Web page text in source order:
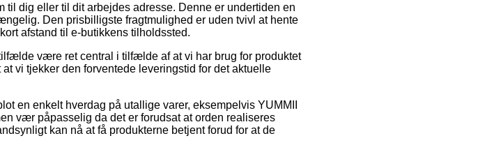
dig eller til dit arbejdes adresse. Denne er undertiden en
Den prisbilligste fragtmulighed er uden tvivl at hente
afstand til e-butikkens tilholdssted.
være ret central i tilfælde af at vi har brug for produktet
vi tjekker den forventede leveringstid for det aktuelle
en enkelt hverdag på utallige varer, eksempelvis YUMMII
vær påpasselig da det er forudsat at orden realiseres
kan nå at få produkterne betjent forud for at de